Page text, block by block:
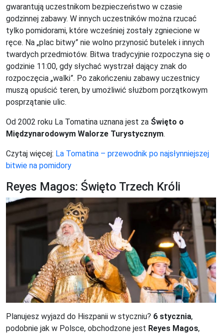
gwarantują uczestnikom bezpieczeństwo w czasie
godzinnej zabawy. W innych uczestników można rzucać
tylko pomidorami, które wcześniej zostały zgniecione w
ręce. Na „plac bitwy” nie wolno przynosić butelek i innych
twardych przedmiotów. Bitwa tradycyjnie rozpoczyna się o
godzinie 11:00, gdy słychać wystrzał dający znak do
rozpoczęcia „walki”. Po zakończeniu zabawy uczestnicy
muszą opuścić teren, by umożliwić służbom porzątkowym
posprzątanie ulic.
Od 2002 roku La Tomatina uznana jest za Święto o
Międzynarodowym Walorze Turystycznym.
Czytaj więcej: La Tomatina – przewodnik po najsłynniejszej
bitwie na pomidory
Reyes Magos: Święto Trzech Króli
Planujesz wyjazd do Hiszpanii w styczniu? 6 stycznia,
podobnie jak w Polsce, obchodzone jest Reyes Magos,